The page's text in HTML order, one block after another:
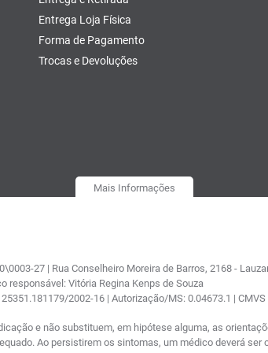
Entrega Loja Física
Forma de Pagamento
Trocas e Devoluções
Mais Informações
27 | Rua Conselheiro Moreira de Barros, 2168 -
responsável: Vitória Regina Kenps de Souza
2002-16 | Autorização/MS: 0.04673.1 |
e não substituem, em hipótese alguma, as
Ao persistirem os sintomas, um médico deverá ser